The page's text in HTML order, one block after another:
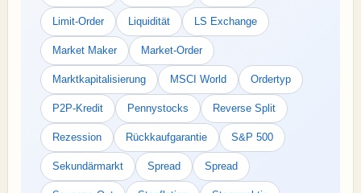
Limit-Order Liquidität LS Exchange
Market Maker Market-Order
Marktkapitalisierung MSCI World Ordertyp
P2P-Kredit Pennystocks Reverse Split
Rezession Rückkaufgarantie S&P 500
Sekundärmarkt Spread Spread